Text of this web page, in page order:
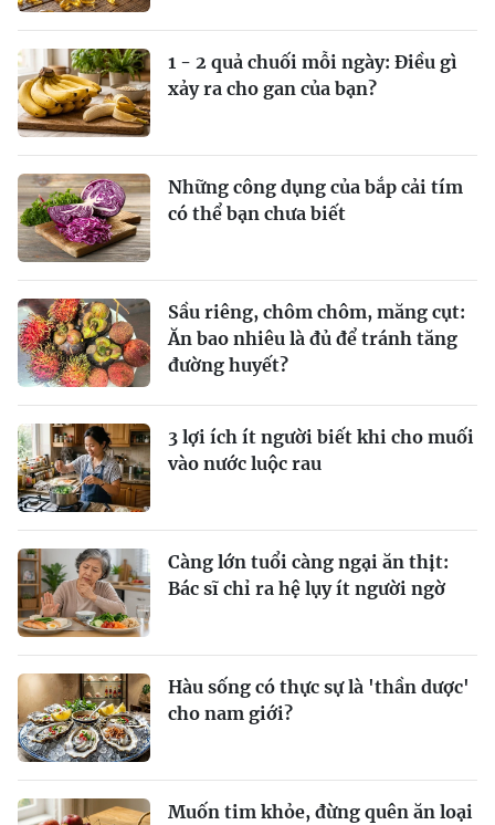
1 - 2 quả chuối mỗi ngày: Điều gì
xảy ra cho gan của bạn?
Những công dụng của bắp cải tím
có thể bạn chưa biết
Sầu riêng, chôm chôm, măng cụt:
Ăn bao nhiêu là đủ để tránh tăng
đường huyết?
3 lợi ích ít người biết khi cho muối
vào nước luộc rau
Càng lớn tuổi càng ngại ăn thịt:
Bác sĩ chỉ ra hệ lụy ít người ngờ
Hàu sống có thực sự là 'thần dược'
cho nam giới?
Muốn tim khỏe, đừng quên ăn loại